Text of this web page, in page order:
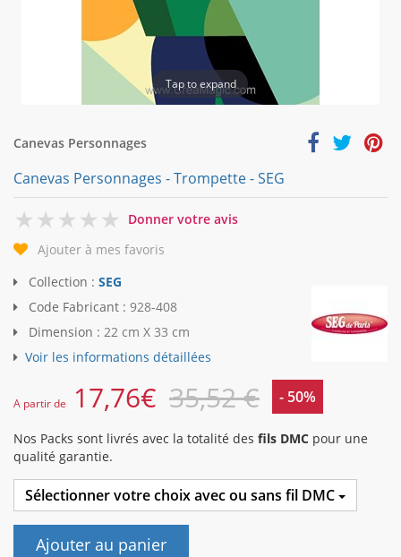
Tap to expand
Canevas Personnages
Canevas Personnages - Trompette - SEG
0
Donner votre avis
Ajouter à mes favoris
Collection : SEG
Code Fabricant : 928-408
Dimension : 22 cm X 33 cm
Voir les informations détaillées
A partir de 17,76€ 35,52 € - 50%
Nos Packs sont livrés avec la totalité des fils DMC pour une
qualité garantie.
Sélectionner votre choix avec ou sans fil DMC
Ajouter au panier